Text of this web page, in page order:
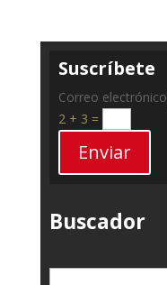
Suscríbete
Correo electrónico
2 + 3 =
Enviar
Buscador